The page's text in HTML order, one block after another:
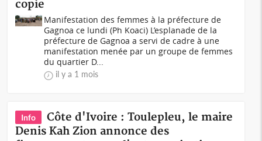
copie
Manifestation des femmes à la préfecture de
Gagnoa ce lundi (Ph Koaci) L’esplanade de la
préfecture de Gagnoa a servi de cadre à une
manifestation menée par un groupe de femmes
du quartier D...
il y a 1 mois
Info
Côte d'Ivoire : Toulepleu, le maire
Denis Kah Zion annonce des